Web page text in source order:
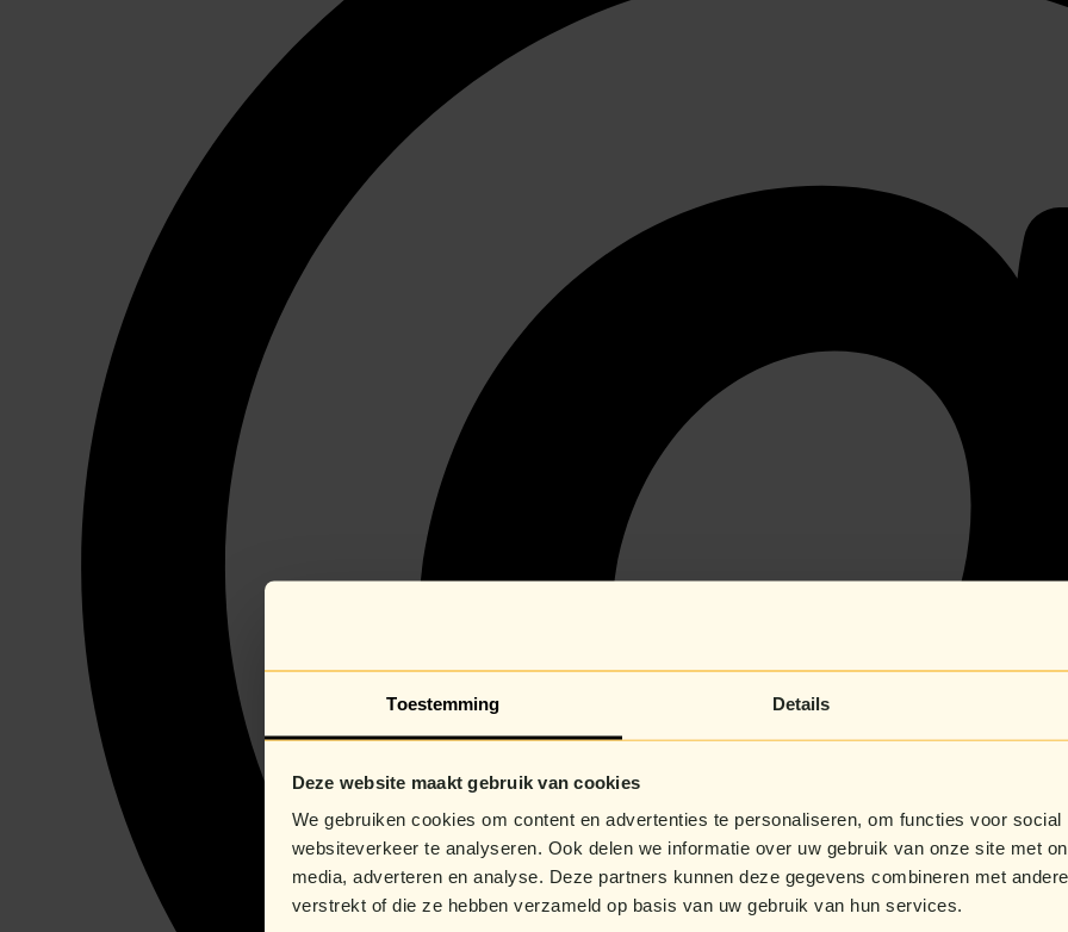
Toestemming Details
Deze website maakt gebruik van cookies
We gebruiken cookies om content en advertenties te personaliseren, om functies voor
websiteverkeer te analyseren. Ook delen we informatie over uw gebruik van onze site met
media, adverteren en analyse. Deze partners kunnen deze gegevens combineren met
verstrekt of die ze hebben verzameld op basis van uw gebruik van hun services.